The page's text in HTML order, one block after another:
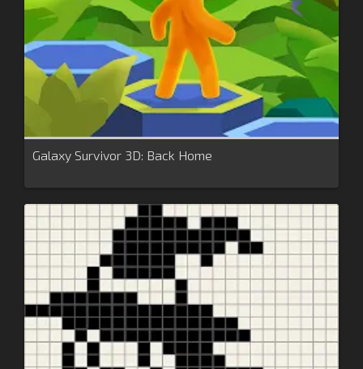
Galaxy Survivor 3D: Back Home